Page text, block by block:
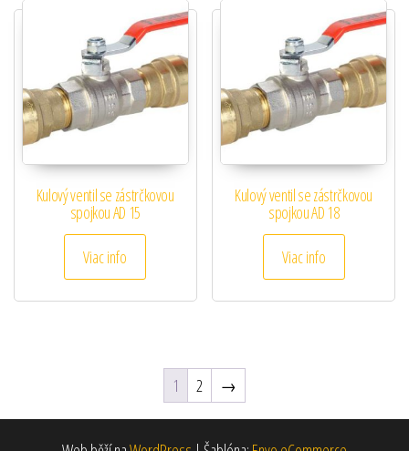
Kulový ventil se zástrčkovou
spojkou AD 15
Viac info
Kulový ventil se zástrčkovou
spojkou AD 18
Viac info
1 2 →